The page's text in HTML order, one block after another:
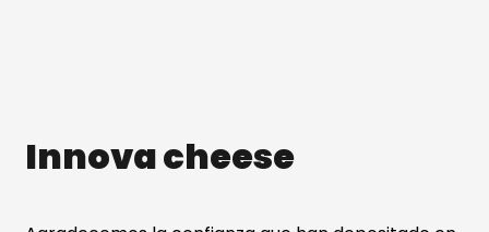
Innova cheese